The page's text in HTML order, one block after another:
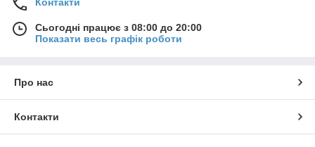
Контакти
Сьогодні працює з 08:00 до 20:00
Показати весь графік роботи
Про нас
Контакти